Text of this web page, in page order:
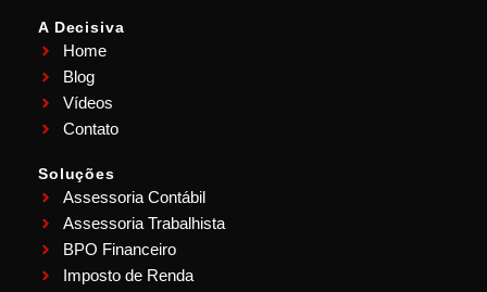
A Decisiva
Home
Blog
Vídeos
Contato
Soluções
Assessoria Contábil
Assessoria Trabalhista
BPO Financeiro
Imposto de Renda